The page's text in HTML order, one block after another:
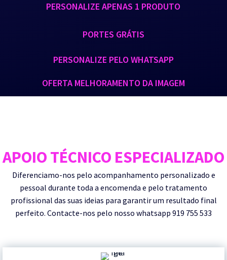
PERSONALIZE APENAS 1 PRODUTO
PORTES GRÁTIS
PERSONALIZE PELO WHATSAPP
OFERTA MELHORAMENTO DA IMAGEM
APOIO TÉCNICO ESPECIALIZADO
Diferenciamo-nos pelo acompanhamento personalizado e
pessoal durante toda a encomenda e pelo tratamento
profissional das suas ideias para garantir um resultado final
perfeito. Contacte-nos pelo nosso whatsapp 919 755 533